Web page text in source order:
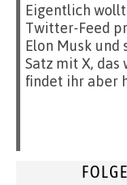
Eigentlich
Twitter-Feed
Elon Musk und
Satz mit X, das
findet ihr aber